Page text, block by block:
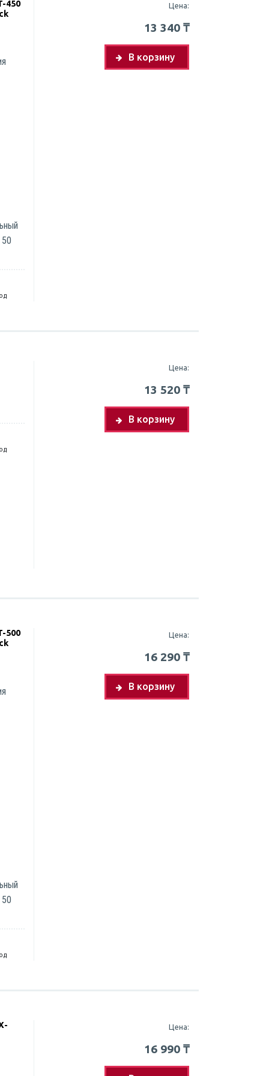
450
Цена:
13 340₸
В корзину
Цена:
13 520₸
В корзину
500
Цена:
16 290₸
В корзину
Цена:
16 990₸